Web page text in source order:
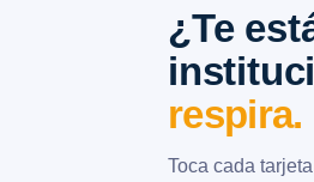
¿Te
respira.
Toca cada